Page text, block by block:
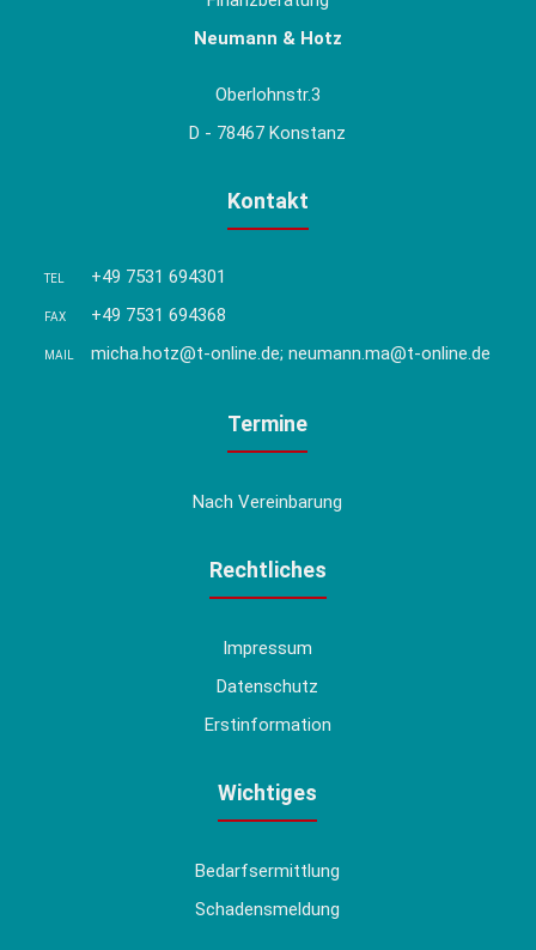
Neumann & Hotz
Oberlohnstr.3
D - 78467 Konstanz
Kontakt
TEL +49 7531 694301
FAX +49 7531 694368
MAIL micha.hotz@t-online.de; neumann.ma@t-online.de
Termine
Nach Vereinbarung
Rechtliches
Impressum
Datenschutz
Erstinformation
Wichtiges
Bedarfsermittlung
Schadensmeldung